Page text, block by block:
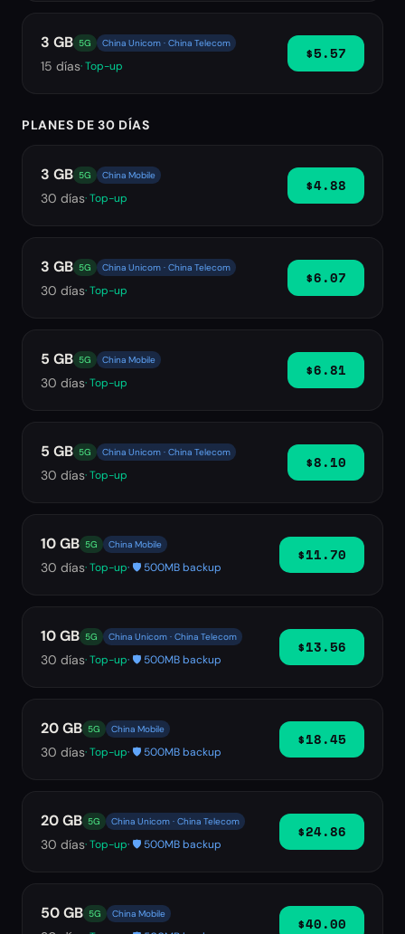
3 GB 5G China Unicom · China Telecom
15 días· Top-up
$5.57
PLANES DE 30 DÍAS
3 GB 5G China Mobile
30 días· Top-up
$4.88
3 GB 5G China Unicom · China Telecom
30 días· Top-up
$6.07
5 GB 5G China Mobile
30 días· Top-up
$6.81
5 GB 5G China Unicom · China Telecom
30 días· Top-up
$8.10
10 GB 5G China Mobile
30 días· Top-up· 🛡️ 500MB backup
$11.70
10 GB 5G China Unicom · China Telecom
30 días· Top-up· 🛡️ 500MB backup
$13.56
20 GB 5G China Mobile
30 días· Top-up· 🛡️ 500MB backup
$18.45
20 GB 5G China Unicom · China Telecom
30 días· Top-up· 🛡️ 500MB backup
$24.86
50 GB 5G China Mobile
$40.00